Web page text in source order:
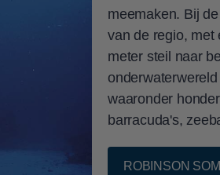
per resort en aanbieder
meemaken. Bij
van de regio, met
meter steil naar
waaronder
barracuda's,
ROBINSON